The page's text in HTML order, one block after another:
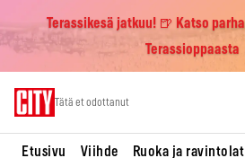
Terassikesä jatkuu! 🍺 Katso
Tätä et odottanut
Etusivu Viihde Ruoka ja ravintolat